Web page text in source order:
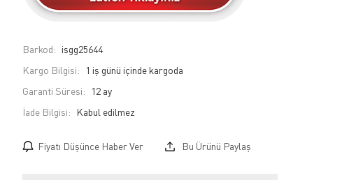
Barkod: isgg25644
Kargo Bilgisi:
1 iş günü içinde kargoda
Garanti Süresi:
12 ay
İade Bilgisi:
Fiyatı Düşünce Haber Ver Bu Ürünü Paylaş